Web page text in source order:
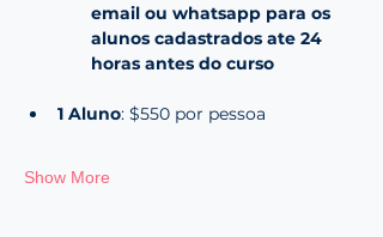
email ou whatsapp para os
alunos cadastrados ate 24
horas antes do curso
1 Aluno: $550 por pessoa
Show More